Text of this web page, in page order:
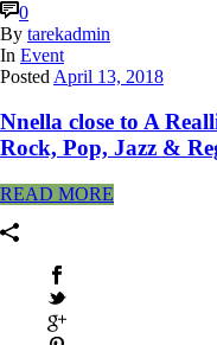
0
By tarekadmin
In Event
Posted April 13, 2018
Nnella close to A
Rock, Pop, Jazz &
READ MORE